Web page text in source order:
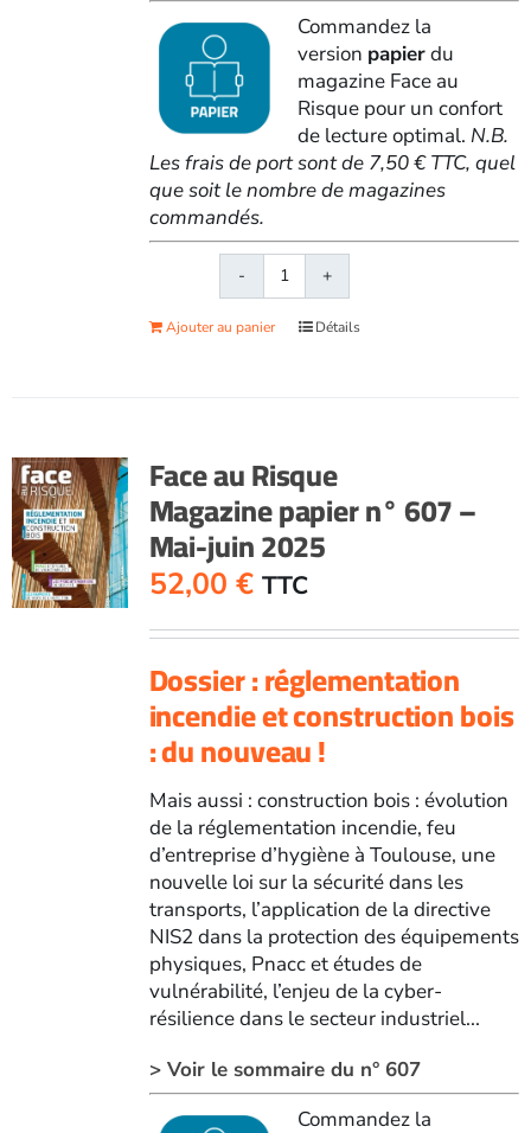
Commandez la
version papierdu
magazine Face au
Risque pour un confort
de lecture optimal. N.B.
Les frais de port sont de 7,50 € TTC, quel
que soit le nombre de magazines
commandés.
quantité
de
Face
605
-
Janvier-
février
2025
Ajouter au panier Détails
Face au Risque
Magazine papier n° 607 –
Mai-juin 2025
52,00 € TTC
Dossier : réglementation
incendie et construction bois
: du nouveau !
Mais aussi : construction bois : évolution
de la réglementation incendie, feu
d’entreprise d’hygiène à Toulouse, une
nouvelle loi sur la sécurité dans les
transports, l’application de la directive
NIS2 dans la protection des équipements
physiques, Pnacc et études de
vulnérabilité, l’enjeu de la cyber-
résilience dans le secteur industriel...
> Voir le sommaire du n° 607
Commandez la